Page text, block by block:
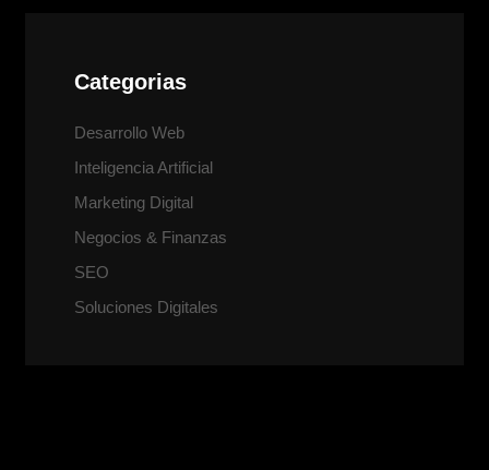
Categorias
Desarrollo Web
Inteligencia Artificial
Marketing Digital
Negocios & Finanzas
SEO
Soluciones Digitales